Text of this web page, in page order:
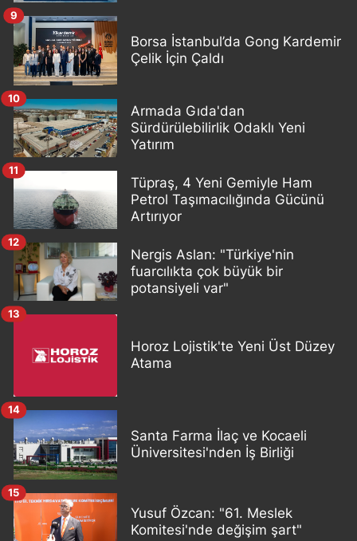
Borsa İstanbul’da Gong Kardemir
Çelik İçin Çaldı
9
Armada Gıda'dan
Sürdürülebilirlik Odaklı Yeni
Yatırım
10
Tüpraş, 4 Yeni Gemiyle Ham
Petrol Taşımacılığında Gücünü
Artırıyor
11
Nergis Aslan: "Türkiye'nin
fuarcılıkta çok büyük bir
potansiyeli var"
12
Horoz Lojistik'te Yeni Üst Düzey
Atama
13
Santa Farma İlaç ve Kocaeli
Üniversitesi'nden İş Birliği
14
Yusuf Özcan: "61. Meslek
Komitesi'nde değişim şart"
15